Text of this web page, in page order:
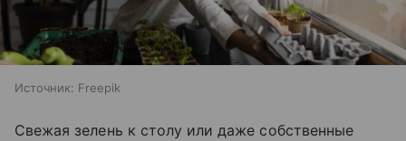
Источник: Freepik
Свежая зелень к столу или даже собственные